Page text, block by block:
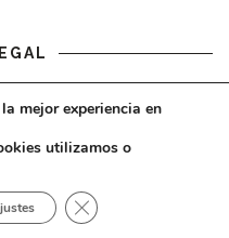
mejor experiencia en
utilizamos o
CERRAR EL